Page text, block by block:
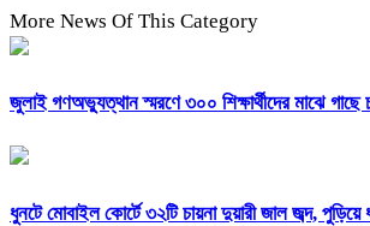
More News Of This Category
জুলাই গণঅভ্যুত্থান স্মরণে ৩০০ শিক্ষার্থীদের মাঝে গাছে
ধুনটে মোবাইল কোর্টে ৩২টি চায়না দুয়ারী জাল জব্দ, পুড়িয়ে